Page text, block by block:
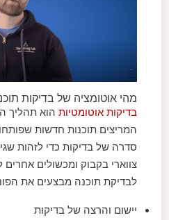
מהי אוטומציה של בדיקות
בדיקות אוטומטיות הוא תהליך
המריצים תוכנות חדשות
סדרה של בדיקות כדי לזהות
צווארי בקבוק ומכשולים אחרים
לבדיקת תוכנה מבצעים את
יישום והרצה של בדיקות